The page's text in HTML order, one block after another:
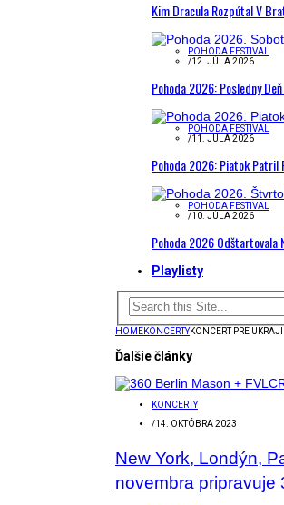
Kim Dracula Rozpútal V
POHODA FESTIVAL
/12. JÚLA 2026
Pohoda 2026: Posledný
POHODA FESTIVAL
/11. JÚLA 2026
Pohoda 2026: Piatok Patril
POHODA FESTIVAL
/10. JÚLA 2026
Pohoda 2026 Odštartovala
Playlisty
HOMEKONCERTYKONCERT PRE
Ďalšie články
KONCERTY
/14. OKTÓBRA 2023
New York, Londýn,
novembra pripravuje